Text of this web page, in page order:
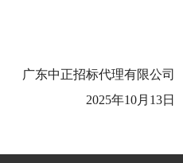
广东中正招标代理有限公司
2025年10月13日